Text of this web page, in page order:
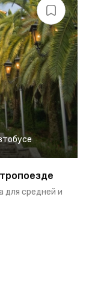
для средней и